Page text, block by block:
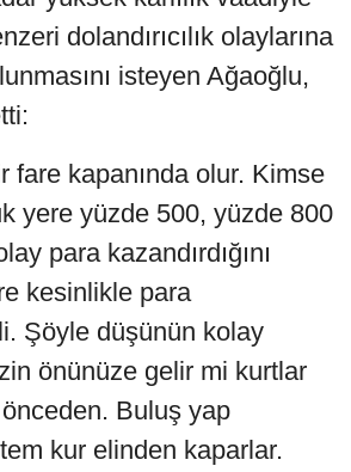
dolandırıcılık olaylarına
isteyen Ağaoğlu,
fare kapanında olur. Kimse
yere yüzde 500, yüzde 800
para kazandırdığını
kesinlikle para
Şöyle düşünün kolay
önünüze gelir mi kurtlar
Buluş yap
kur elinden kaparlar.